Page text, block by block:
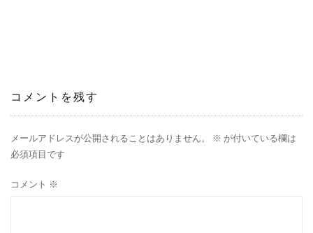
コメントを残す
メールアドレスが公開されることはありません。 ※ が付いている欄は
必須項目です
コメント ※